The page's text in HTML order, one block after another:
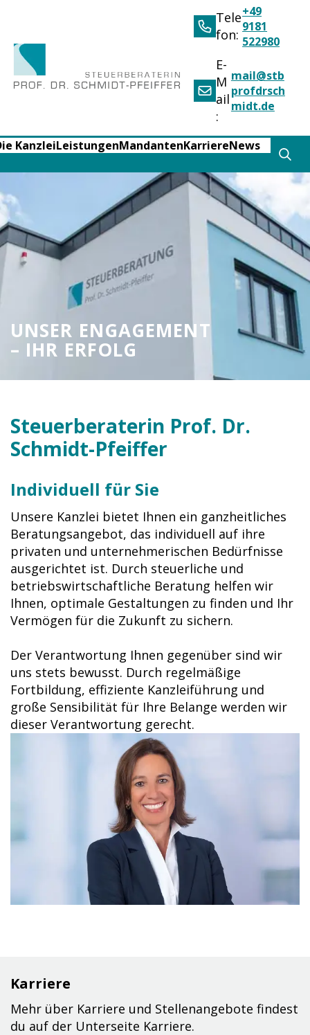
Tele
fon:
+49
9181
522980
E-
M
ail
:
mail@stb
profdrsch
midt.de
KanzleiLeistungenMandantenKarriereNews
UNSER ENGAGEMENT
– IHR ERFOLG
Steuerberaterin Prof. Dr.
Schmidt-Pfeiffer
Individuell für Sie
Unsere Kanzlei bietet Ihnen ein ganzheitliches
Beratungsangebot, das individuell auf ihre
privaten und unternehmerischen Bedürfnisse
ausgerichtet ist. Durch steuerliche und
betriebswirtschaftliche Beratung helfen wir
Ihnen, optimale Gestaltungen zu finden und Ihr
Vermögen für die Zukunft zu sichern.
Der Verantwortung Ihnen gegenüber sind wir
uns stets bewusst. Durch regelmäßige
Fortbildung, effiziente Kanzleiführung und
große Sensibilität für Ihre Belange werden wir
dieser Verantwortung gerecht.
Karriere
Mehr über Karriere und Stellenangebote findest
du auf der Unterseite Karriere.